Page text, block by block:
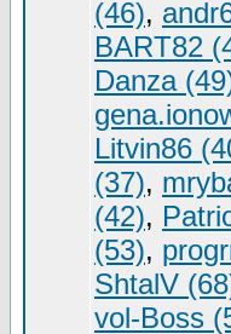
(46),
BART82
Danza
Litvin86
(37),
(42),
(53),
ShtalV
vol-Boss